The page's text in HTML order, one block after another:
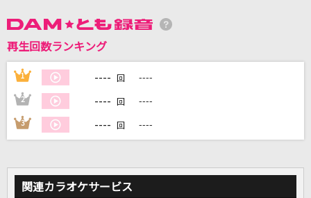
再生回数ランキング
1 ---- 回 ----
2 ---- 回 ----
3 ---- 回 ----
関連カラオケサービス